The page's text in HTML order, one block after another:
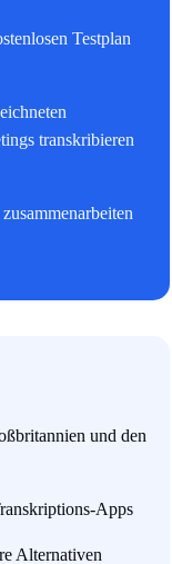
Testplan
transkribieren
und den
Apps
Alternativen